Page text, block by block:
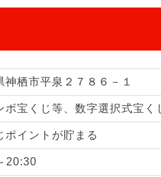
神栖市平泉２７８６－１
ボ宝くじ等、数字選択式宝く
ポイントが貯まる
20:30